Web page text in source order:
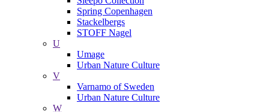
Spring Copenhagen
Stackelbergs
STOFF Nagel
U
Umage
Urban Nature Culture
V
Varnamo of Sweden
Urban Nature Culture
W